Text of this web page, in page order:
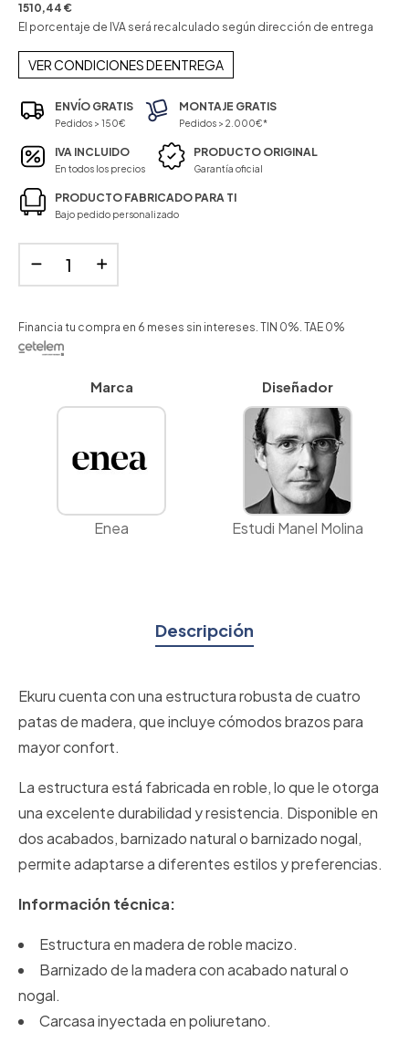
1510,44 €
El porcentaje de IVA será recalculado según dirección de entrega
VER CONDICIONES DE ENTREGA
ENVÍO GRATIS
Pedidos > 150€
MONTAJE GRATIS
Pedidos > 2.000€*
IVA INCLUIDO
En todos los precios
PRODUCTO ORIGINAL
Garantía oficial
PRODUCTO FABRICADO PARA TI
Bajo pedido personalizado
Financia tu compra en 6 meses sin intereses. TIN 0%. TAE 0%
Marca
Enea
Diseñador
Estudi Manel Molina
Descripción
Ekuru cuenta con una estructura robusta de cuatro
patas de madera, que incluye cómodos brazos para
mayor confort.
La estructura está fabricada en roble, lo que le otorga
una excelente durabilidad y resistencia. Disponible en
dos acabados, barnizado natural o barnizado nogal,
permite adaptarse a diferentes estilos y preferencias.
Información técnica:
Estructura en madera de roble macizo.
Barnizado de la madera con acabado natural o
nogal.
Carcasa inyectada en poliuretano.